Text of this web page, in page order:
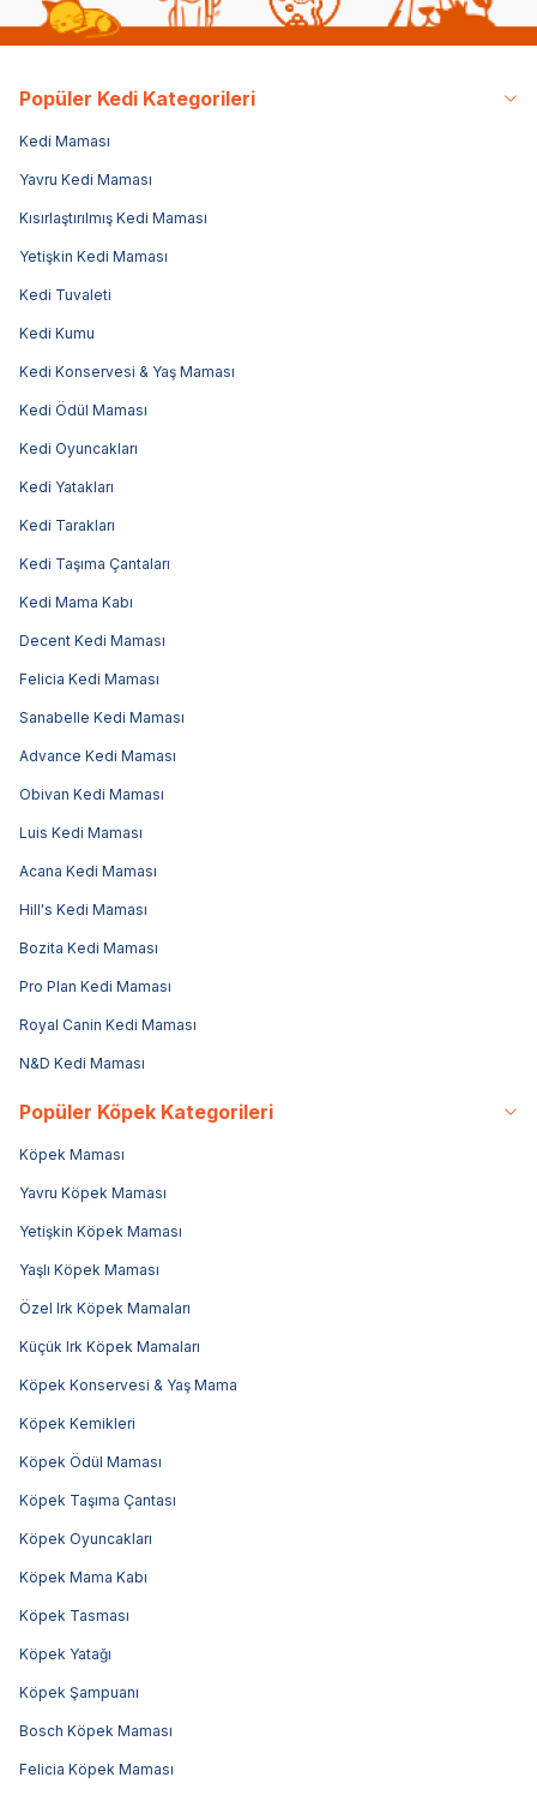
Popüler Kedi Kategorileri
Kedi Maması
Yavru Kedi Maması
Kısırlaştırılmış Kedi Maması
Yetişkin Kedi Maması
Kedi Tuvaleti
Kedi Kumu
Kedi Konservesi & Yaş Maması
Kedi Ödül Maması
Kedi Oyuncakları
Kedi Yatakları
Kedi Tarakları
Kedi Taşıma Çantaları
Kedi Mama Kabı
Decent Kedi Maması
Felicia Kedi Maması
Sanabelle Kedi Maması
Advance Kedi Maması
Obivan Kedi Maması
Luis Kedi Maması
Acana Kedi Maması
Hill's Kedi Maması
Bozita Kedi Maması
Pro Plan Kedi Maması
Royal Canin Kedi Maması
N&D Kedi Maması
Popüler Köpek Kategorileri
Köpek Maması
Yavru Köpek Maması
Yetişkin Köpek Maması
Yaşlı Köpek Maması
Özel Irk Köpek Mamaları
Küçük Irk Köpek Mamaları
Köpek Konservesi & Yaş Mama
Köpek Kemikleri
Köpek Ödül Maması
Köpek Taşıma Çantası
Köpek Oyuncakları
Köpek Mama Kabı
Köpek Tasması
Köpek Yatağı
Köpek Şampuanı
Bosch Köpek Maması
Felicia Köpek Maması